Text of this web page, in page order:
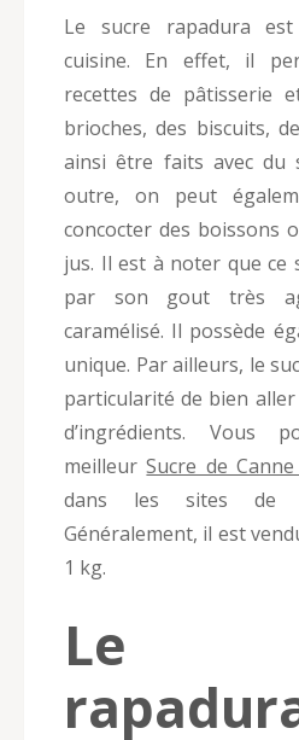
Le sucre rapadura
cuisine. En effet, il
recettes de pâtisserie
brioches, des biscuits,
ainsi être faits avec du
outre, on peut
concocter des boissons
jus. Il est à noter que ce
par son gout très
caramélisé. Il possède
unique. Par ailleurs, le
particularité de bien aller
d’ingrédients. Vous
meilleurSucre de
dans les sites de
Généralement, il est
1 kg.
Le